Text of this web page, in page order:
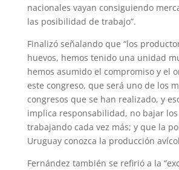
nacionales vayan consiguiendo
las posibilidad de trabajo”.
Finalizó señalando que “los
huevos, hemos tenido una unidad
hemos asumido el compromiso y el
este congreso, que será uno de los
congresos que se han realizado, y
implica responsabilidad, no bajar
trabajando cada vez más; y que la
Uruguay conozca la producción
Fernández también se refirió a la